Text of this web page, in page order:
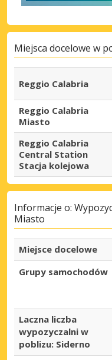
Miejsca docelowe w
Reggio Calabria
Reggio Calabria
Miasto
Reggio Calabria
Central Station
Stacja kolejowa
Informacje o:
Miasto
Miejsce docelowe
Grupy samochodów
Laczna liczba
wypozyczalni w
poblizu: Siderno